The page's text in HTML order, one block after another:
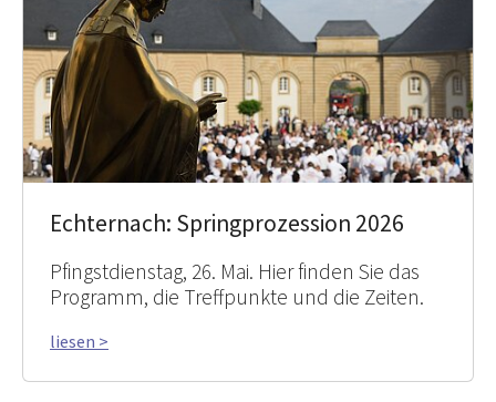
Echternach: Springprozession 2026
Pfingstdienstag, 26. Mai. Hier finden Sie das
Programm, die Treffpunkte und die Zeiten.
liesen >